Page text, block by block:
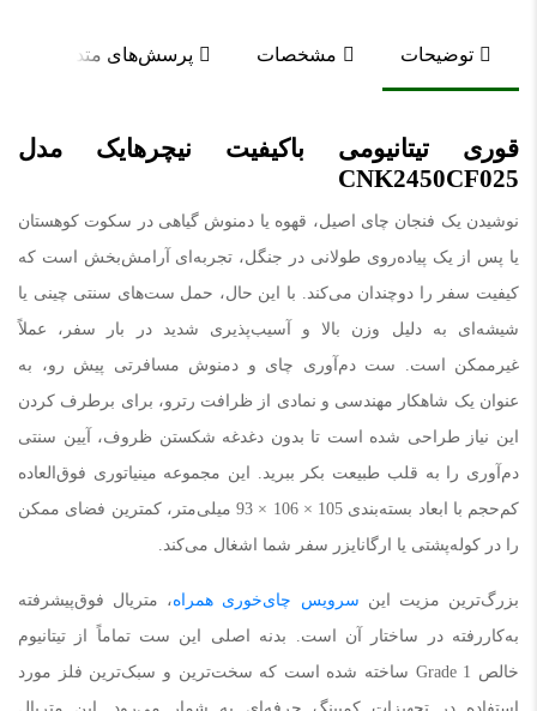
توضیحات مشخصات پرسش‌های متداول
قوری تیتانیومی باکیفیت نیچرهایک مدل
CNK2450CF025
نوشیدن یک فنجان چای اصیل، قهوه یا دمنوش گیاهی در سکوت کوهستان
یا پس از یک پیاده‌روی طولانی در جنگل، تجربه‌ای آرامش‌بخش است که
کیفیت سفر را دوچندان می‌کند. با این حال، حمل ست‌های سنتی چینی یا
شیشه‌ای به دلیل وزن بالا و آسیب‌پذیری شدید در بار سفر، عملاً
غیرممکن است. ست دم‌آوری چای و دمنوش مسافرتی پیش رو، به
عنوان یک شاهکار مهندسی و نمادی از ظرافت رترو، برای برطرف کردن
این نیاز طراحی شده است تا بدون دغدغه شکستن ظروف، آیین سنتی
دم‌آوری را به قلب طبیعت بکر ببرید. این مجموعه مینیاتوری فوق‌العاده
کم‌حجم با ابعاد بسته‌بندی 105 × 106 × 93 میلی‌متر، کمترین فضای ممکن
را در کوله‌پشتی یا ارگانایزر سفر شما اشغال می‌کند.
بزرگ‌ترین مزیت این سرویس چای‌خوری همراه، متریال فوق‌پیشرفته
به‌کاررفته در ساختار آن است. بدنه اصلی این ست تماماً از تیتانیوم
خالص Grade 1 ساخته شده است که سخت‌ترین و سبک‌ترین فلز مورد